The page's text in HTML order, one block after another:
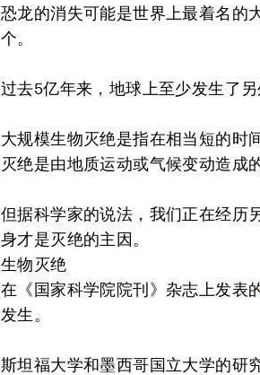
恐龙的消失可能是世界上最着名的
个。
过去5亿年来，地球上至少发生了另
大规模生物灭绝是指在相当短的时
灭绝是由地质运动或气候变动造成
但据科学家的说法，我们正在经历
身才是灭绝的主因。
生物灭绝
在《国家科学院院刊》杂志上发表
发生。
斯坦福大学和墨西哥国立大学的研